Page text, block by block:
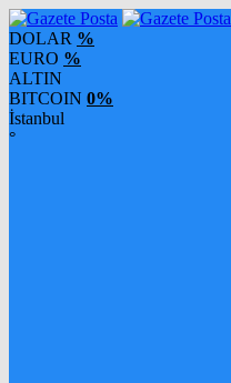
DOLAR %
EURO %
ALTIN
BITCOIN 0%
İstanbul
°